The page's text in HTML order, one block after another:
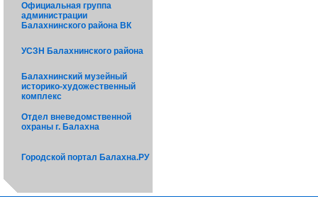
Официальная группа
администрации
Балахнинского района ВК
УСЗН Балахнинского района
Балахнинский музейный
историко-художественный
комплекс
Отдел вневедомственной
охраны г. Балахна
Городской портал Балахна.РУ